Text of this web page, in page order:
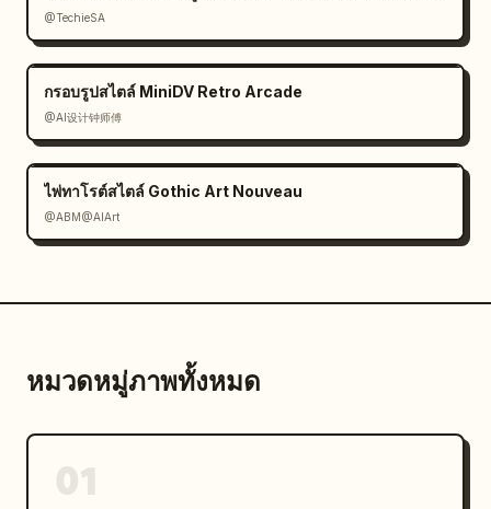
@TechieSA
กรอบรูปสไตล์ MiniDV Retro Arcade
@AI设计钟师傅
ไพ่ทาโรต์สไตล์ Gothic Art Nouveau
@ABM@AIArt
หมวดหมู่ภาพทั้งหมด